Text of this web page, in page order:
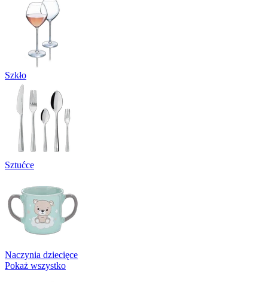
Szkło
Sztućce
Naczynia dziecięce
Pokaż wszystko